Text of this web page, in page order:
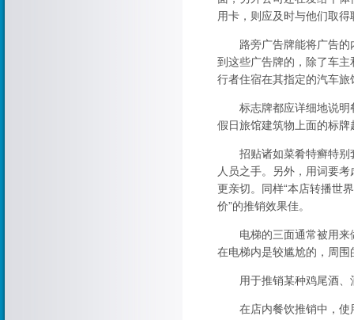
用卡，则应及时与他们取
路旁广告牌能将广告的内
到这些广告牌的，除了车
行者住宿在其指定的汽车旅
标志牌都应详细地说明餐
假日旅馆建筑物上面的标
招贴诸如菜肴特癣特别套
人员之手。另外，用词要
更亲切。同样“本店转播世
价”的推销效果佳。
电梯的三面通常被用来做
在电梯内是较尴尬的，周
用于推销某种鸡尾酒、
在店内餐饮推销中，使